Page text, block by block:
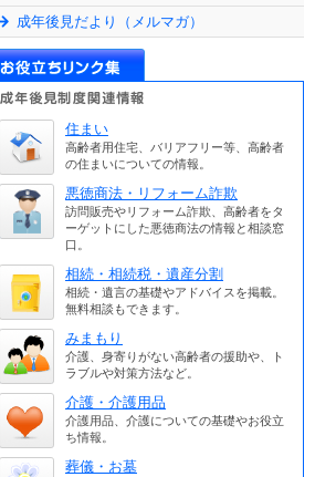
成年後見だより（メルマガ）
住まい
高齢者用住宅、バリアフリー等、高齢者
の住まいについての情報。
悪徳商法・リフォーム詐欺
訪問販売やリフォーム詐欺、高齢者をタ
ーゲットにした悪徳商法の情報と相談窓
口。
相続・相続税・遺産分割
相続・遺言の基礎やアドバイスを掲載。
無料相談もできます。
みまもり
介護、身寄りがない高齢者の援助や、ト
ラブルや対策方法など。
介護・介護用品
介護用品、介護についての基礎やお役立
ち情報。
葬儀・お墓